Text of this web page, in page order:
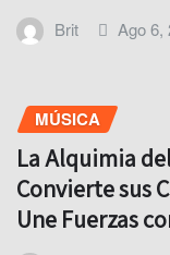
Brit Ago 6,
MÚSICA
La Alquimia
Convierte sus
Une Fuerzas